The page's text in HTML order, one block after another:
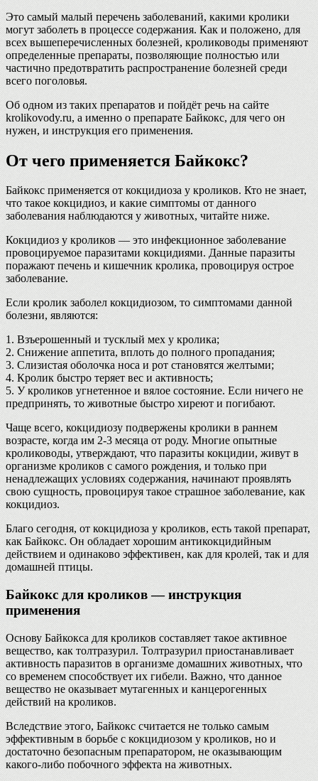
Это самый малый перечень заболеваний, какими кролики
могут заболеть в процессе содержания. Как и положено, для
всех вышеперечисленных болезней, кролиководы применяют
определенные препараты, позволяющие полностью или
частично предотвратить распространение болезней среди
всего поголовья.
Об одном из таких препаратов и пойдёт речь на сайте
krolikovody.ru, а именно о препарате Байкокс, для чего он
нужен, и инструкция его применения.
От чего применяется Байкокс?
Байкокс применяется от кокцидиоза у кроликов. Кто не знает,
что такое кокцидиоз, и какие симптомы от данного
заболевания наблюдаются у животных, читайте ниже.
Кокцидиоз у кроликов — это инфекционное заболевание
провоцируемое паразитами кокцидиями. Данные паразиты
поражают печень и кишечник кролика, провоцируя острое
заболевание.
Если кролик заболел кокцидиозом, то симптомами данной
болезни, являются:
1. Взъерошенный и тусклый мех у кролика;
2. Снижение аппетита, вплоть до полного пропадания;
3. Слизистая оболочка носа и рот становятся желтыми;
4. Кролик быстро теряет вес и активность;
5. У кроликов угнетенное и вялое состояние. Если ничего не
предпринять, то животные быстро хиреют и погибают.
Чаще всего, кокцидиозу подвержены кролики в раннем
возрасте, когда им 2-3 месяца от роду. Многие опытные
кролиководы, утверждают, что паразиты кокцидии, живут в
организме кроликов с самого рождения, и только при
ненадлежащих условиях содержания, начинают проявлять
свою сущность, провоцируя такое страшное заболевание, как
кокцидиоз.
Благо сегодня, от кокцидиоза у кроликов, есть такой препарат,
как Байкокс. Он обладает хорошим антикокцидийным
действием и одинаково эффективен, как для кролей, так и для
домашней птицы.
Байкокс для кроликов — инструкция
применения
Основу Байкокса для кроликов составляет такое активное
вещество, как толтразурил. Толтразурил приостанавливает
активность паразитов в организме домашних животных, что
со временем способствует их гибели. Важно, что данное
вещество не оказывает мутагенных и канцерогенных
действий на кроликов.
Вследствие этого, Байкокс считается не только самым
эффективным в борьбе с кокцидиозом у кроликов, но и
достаточно безопасным препаратором, не оказывающим
какого-либо побочного эффекта на животных.